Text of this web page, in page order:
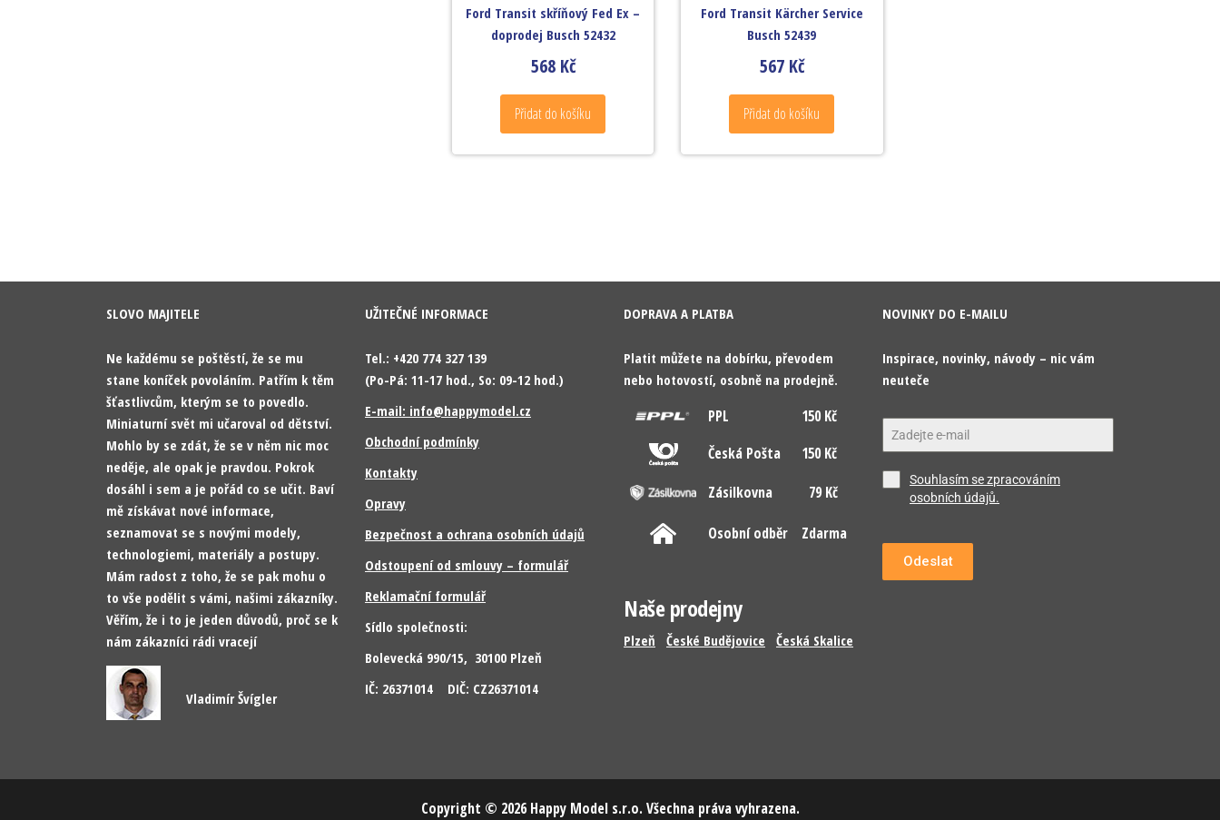
Ford Transit skříňový Fed Ex –
doprodej Busch 52432
568 Kč
Přidat do košíku
Ford Transit Kärcher Service
Busch 52439
567 Kč
Přidat do košíku
SLOVO MAJITELE
Ne každému se poštěstí, že se mu
stane koníček povoláním. Patřím k těm
šťastlivcům, kterým se to povedlo.
Miniaturní svět mi učaroval od dětství.
Mohlo by se zdát, že se v něm nic moc
neděje, ale opak je pravdou. Pokrok
dosáhl i sem a je pořád co se učit. Baví
mě získávat nové informace,
seznamovat se s novými modely,
technologiemi, materiály a postupy.
Mám radost z toho, že se pak mohu o
to vše podělit s vámi, našimi zákazníky.
Věřím, že i to je jeden důvodů, proč se k
nám zákazníci rádi vracejí
Vladimír Švígler
UŽITEČNÉ INFORMACE
Tel.: +420 774 327 139
(Po-Pá: 11-17 hod., So: 09-12 hod.)
E-mail: info@happymodel.cz
Obchodní podmínky
Kontakty
Opravy
Bezpečnost a ochrana osobních údajů
Odstoupení od smlouvy – formulář
Reklamační formulář
Sídlo společnosti:
Bolevecká 990/15, 30100 Plzeň
IČ: 26371014 DIČ: CZ26371014
DOPRAVA A PLATBA
Platit můžete na dobírku, převodem
nebo hotovostí, osobně na prodejně.
PPL
150 Kč
Česká Pošta
150 Kč
Zásilkovna
79 Kč
Osobní odběr Zdarma
Naše prodejny
Plzeň České Budějovice Česká Skalice
NOVINKY DO E-MAILU
Inspirace, novinky, návody – nic vám
neuteče
Souhlasím se zpracováním
osobních údajů.
Odeslat
Copyright © 2026 Happy Model s.r.o. Všechna práva vyhrazena.